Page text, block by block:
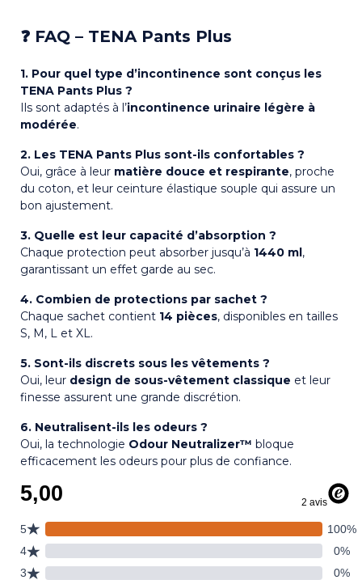
❓ FAQ – TENA Pants Plus
1. Pour quel type d’incontinence sont conçus les
TENA Pants Plus ?
Ils sont adaptés à l’incontinence urinaire légère à
modérée.
2. Les TENA Pants Plus sont-ils confortables ?
Oui, grâce à leur matière douce et respirante, proche
du coton, et leur ceinture élastique souple qui assure un
bon ajustement.
3. Quelle est leur capacité d’absorption ?
Chaque protection peut absorber jusqu’à 1440 ml,
garantissant un effet garde au sec.
4. Combien de protections par sachet ?
Chaque sachet contient 14 pièces, disponibles en tailles
S, M, L et XL.
5. Sont-ils discrets sous les vêtements ?
Oui, leur design de sous-vêtement classique et leur
finesse assurent une grande discrétion.
6. Neutralisent-ils les odeurs ?
Oui, la technologie Odour Neutralizer™ bloque
efficacement les odeurs pour plus de confiance.